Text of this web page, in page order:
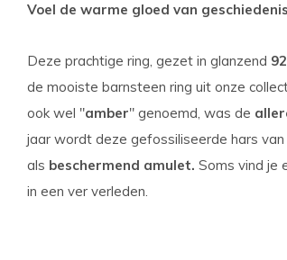
Voel de warme gloed van
Deze prachtige ring, gezet in glanzend
de mooiste barnsteen ring uit onze
ook wel "amber" genoemd, was de
jaar wordt deze gefossiliseerde hars
als beschermend amulet. Soms vind je
in een ver verleden.